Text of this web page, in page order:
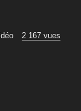
2 167 vues